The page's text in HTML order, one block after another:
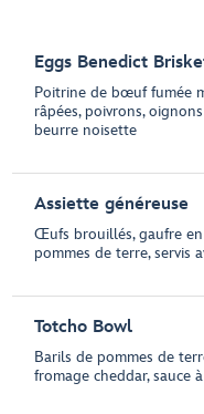
Eggs Benedict
Poitrine de bœuf fumée
râpées, poivrons,
beurre noisette
Assiette généreuse
Œufs brouillés, gaufre
pommes de terre, servis
Totcho Bowl
Barils de pommes de
fromage cheddar, sauce